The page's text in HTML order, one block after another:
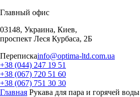
Главный офис
03148, Украина, Киев,
проспект Леся Курбаса, 2Б
Перепискаinfo@optima-ltd.com.ua
+38 (044) 247 19 51
+38 (067) 720 51 60
+38 (067) 751 30 30
Главная Рукава для пара и горячей воды